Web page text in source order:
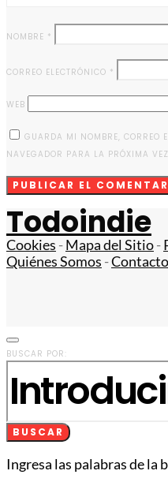
NOMBRE *
CORREO ELECTRÓNICO *
WEB
GUARDA MI NOMBRE, CORREO
NAVEGADOR PARA LA PRÓXIMA VEZ
Todoindie
Cookies -Mapa del Sitio-
Quiénes Somos -Contacto
BUSCAR POR:
BUSCAR
Ingresa las palabras de la